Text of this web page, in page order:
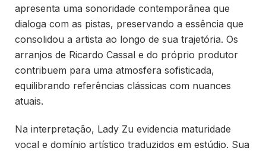
apresenta uma sonoridade contemporânea que
dialoga com as pistas, preservando a essência que
consolidou a artista ao longo de sua trajetória. Os
arranjos de Ricardo Cassal e do próprio produtor
contribuem para uma atmosfera sofisticada,
equilibrando referências clássicas com nuances
atuais.
Na interpretação, Lady Zu evidencia maturidade
vocal e domínio artístico traduzidos em estúdio. Sua